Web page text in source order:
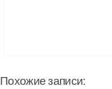
Похожие записи: